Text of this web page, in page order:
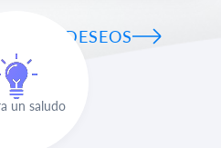
LOS DESEOS
un saludo